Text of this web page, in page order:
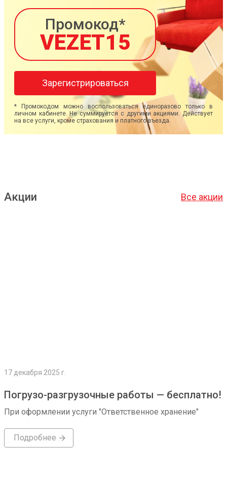
Промокод*
VEZET15
Зарегистрироваться
* Промокодом можно воспользоваться единоразово только в
личном кабинете. Не суммируется с другими акциями. Действует
на все услуги, кроме страхования и платного въезда.
Акции Все акции
17 декабря 2025 г.
Погрузо-разгрузочные работы — бесплатно!
При оформлении услуги "Ответственное хранение"
Подробнее